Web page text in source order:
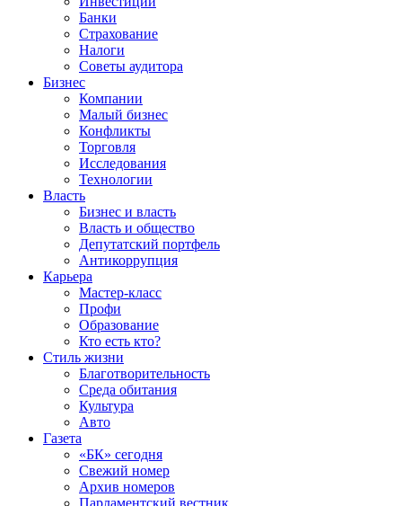
Банки
Страхование
Налоги
Советы аудитора
Бизнес
Компании
Малый бизнес
Конфликты
Торговля
Исследования
Технологии
Власть
Бизнес и власть
Власть и общество
Депутатский портфель
Антикоррупция
Карьера
Мастер-класс
Профи
Образование
Кто есть кто?
Стиль жизни
Благотворительность
Среда обитания
Культура
Авто
Газета
«БК» сегодня
Свежий номер
Архив номеров
Парламентский вестник